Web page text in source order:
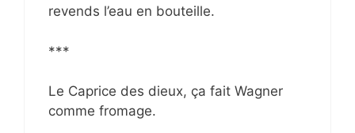
revends l’eau en bouteille.
***
Le Caprice des dieux, ça fait Wagner
comme fromage.